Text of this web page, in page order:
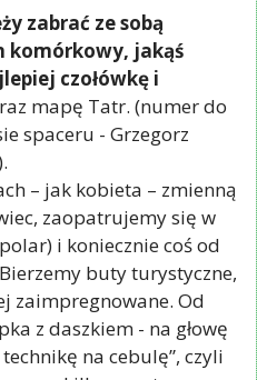
zabrać ze sobą
komórkowy, jakąś
czołówkę i
mapę Tatr. (numer do
spaceru - Grzegorz
– jak kobieta – zmienną
zaopatrujemy się w
i koniecznie coś od
buty turystyczne,
zaimpregnowane. Od
z daszkiem - na głowę
na cebulę”, czyli